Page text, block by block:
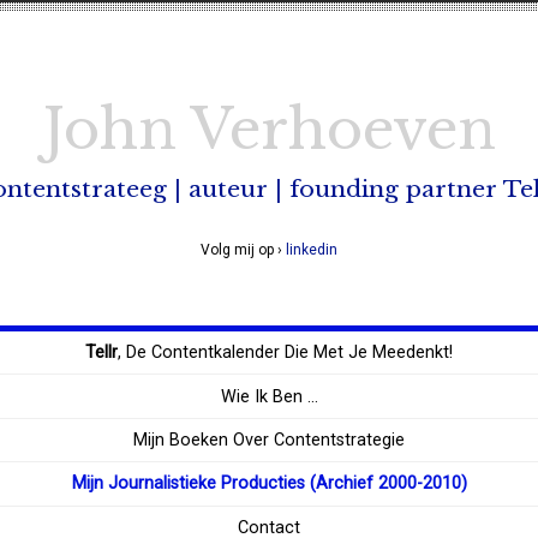
John Verhoeven
| auteur | founding partner
Volg mij op › linkedin
Tellr, De Contentkalender Die Met Je Meedenkt!
Wie Ik Ben …
Mijn Boeken Over Contentstrategie
Mijn Journalistieke Producties (archief 2000-2010)
Contact